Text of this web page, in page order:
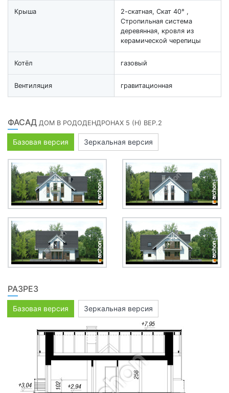
Крыша
2-скатная, Скат 40° ,
Стропильная система
деревянная, кровля из
керамической черепицы
Котёл газовый
Вентиляция гравитационная
ФАСАД ДОМ В РОДОДЕНДРОНАХ 5 (H) ВЕР.2
Базовая версия Зеркальная версия
РАЗРЕЗ
Базовая версия Зеркальная версия